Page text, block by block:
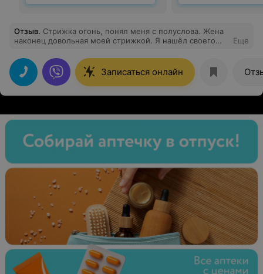
Отзыв. Стрижка огонь, понял меня с полуслова. Жена
наконец довольная моей стрижкой. Я нашёл своего
Еще
Записаться онлайн